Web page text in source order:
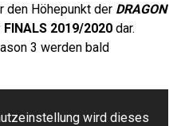
Höhepunkt der DRAGON
2019/2020 dar.
3 werden bald
wird dieses